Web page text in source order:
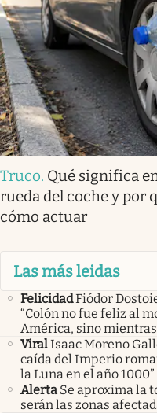
Truco. Qué significa
rueda del coche y por
cómo actuar
Las más leidas
FelicidadFiódor
“Colón no fue feliz al
América, sino
ViralIsaac Moreno
caída del Imperio
la Luna en el año 1000”
Alerta Se aproxima la
serán las zonas